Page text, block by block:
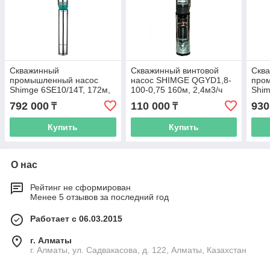
Скважинный
промышленный насос
Shimge 6SE10/14T, 172м,
18 м3/ч, 380 В
792 000 ₸
Купить
Скважинный винтовой
насос SHIMGE QGYD1,8-
100-0,75 160м, 2,4м3/ч
110 000₸
Купить
О нас
Рейтинг не сформирован
Менее 5 отзывов за последний год
Работает с 06.03.2015
г. Алматы
г. Алматы, ул. Садвакасова, д. 122, Алматы, Казахстан